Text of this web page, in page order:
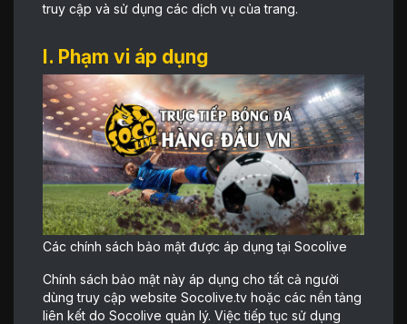
truy cập và sử dụng các dịch vụ của trang.
I. Phạm vi áp dụng
Các chính sách bảo mật được áp dụng tại Socolive
Chính sách bảo mật này áp dụng cho tất cả người
dùng truy cập website Socolive.tv hoặc các nền tảng
liên kết do Socolive quản lý. Việc tiếp tục sử dụng